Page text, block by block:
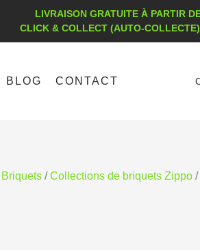
LIVRAISON GRATUITE À PARTIR
CLICK & COLLECT (AUTO-COLLECTE)
BLOG CONTACT
Briquets /Collections de briquets Zippo /